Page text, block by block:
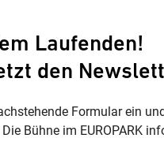
Laufenden!
den
Formular ein
Bühne im EUROPARK